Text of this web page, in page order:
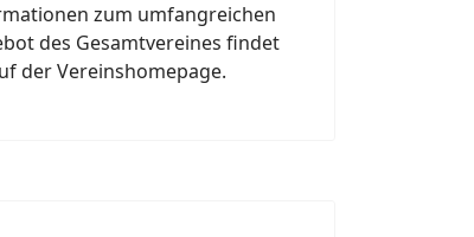
zum umfangreichen
des Gesamtvereines findet
der Vereinshomepage.